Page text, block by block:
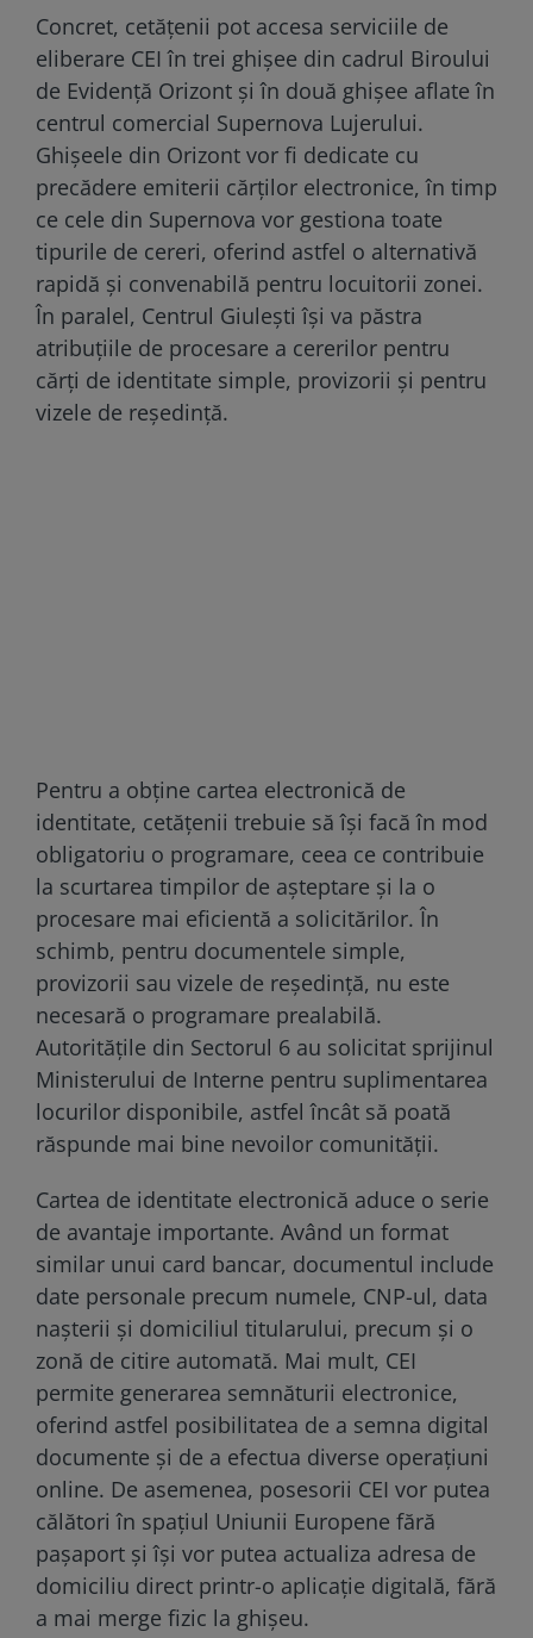
Concret, cetățenii pot accesa serviciile de
eliberare CEI în trei ghișee din cadrul Biroului
de Evidență Orizont și în două ghișee aflate în
centrul comercial Supernova Lujerului.
Ghișeele din Orizont vor fi dedicate cu
precădere emiterii cărților electronice, în timp
ce cele din Supernova vor gestiona toate
tipurile de cereri, oferind astfel o alternativă
rapidă și convenabilă pentru locuitorii zonei.
În paralel, Centrul Giulești își va păstra
atribuțiile de procesare a cererilor pentru
cărți de identitate simple, provizorii și pentru
vizele de reședință.
Pentru a obține cartea electronică de
identitate, cetățenii trebuie să își facă în mod
obligatoriu o programare, ceea ce contribuie
la scurtarea timpilor de așteptare și la o
procesare mai eficientă a solicitărilor. În
schimb, pentru documentele simple,
provizorii sau vizele de reședință, nu este
necesară o programare prealabilă.
Autoritățile din Sectorul 6 au solicitat sprijinul
Ministerului de Interne pentru suplimentarea
locurilor disponibile, astfel încât să poată
răspunde mai bine nevoilor comunității.
Cartea de identitate electronică aduce o serie
de avantaje importante. Având un format
similar unui card bancar, documentul include
date personale precum numele, CNP-ul, data
nașterii și domiciliul titularului, precum și o
zonă de citire automată. Mai mult, CEI
permite generarea semnăturii electronice,
oferind astfel posibilitatea de a semna digital
documente și de a efectua diverse operațiuni
online. De asemenea, posesorii CEI vor putea
călători în spațiul Uniunii Europene fără
pașaport și își vor putea actualiza adresa de
domiciliu direct printr-o aplicație digitală, fără
a mai merge fizic la ghișeu.